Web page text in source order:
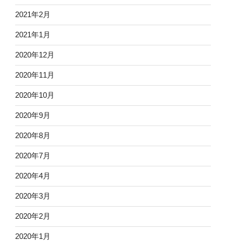
2021年2月
2021年1月
2020年12月
2020年11月
2020年10月
2020年9月
2020年8月
2020年7月
2020年4月
2020年3月
2020年2月
2020年1月